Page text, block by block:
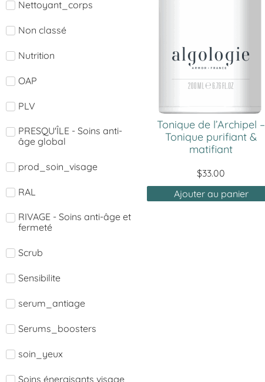
Nettoyant_corps
Non classé
Nutrition
OAP
PLV
PRESQU'ÎLE - Soins anti-
âge global
prod_soin_visage
RAL
RIVAGE - Soins anti-âge et
fermeté
Scrub
Sensibilite
serum_antiage
Serums_boosters
soin_yeux
Soins énergisants visage
Tonique de l’Archipel –
Tonique purifiant &
matifiant
$33.00
Ajouter au panier